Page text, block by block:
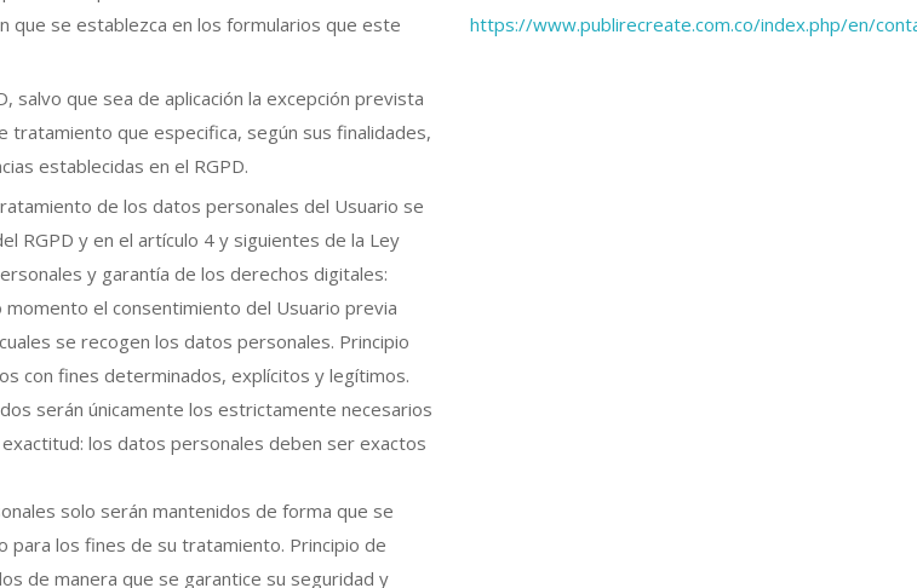
que se establezca en los formularios que este
salvo que sea de aplicación la excepción prevista
tratamiento que especifica, según sus finalidades,
establecidas en el RGPD.
de los datos personales del Usuario se
RGPD y en el artículo 4 y siguientes de la Ley
y garantía de los derechos digitales:
el consentimiento del Usuario previa
se recogen los datos personales. Principio
con fines determinados, explícitos y legítimos.
serán únicamente los estrictamente necesarios
los datos personales deben ser exactos
solo serán mantenidos de forma que se
para los fines de su tratamiento. Principio de
de manera que se garantice su seguridad y
https://www.publirecreate.com.co/index.php/en/